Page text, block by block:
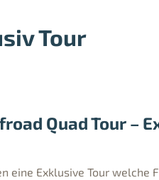
Tour
Quad Tour –
eine Exklusive Tour